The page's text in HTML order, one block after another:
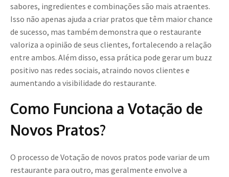
sabores, ingredientes e combinações são mais atraentes.
Isso não apenas ajuda a criar pratos que têm maior chance
de sucesso, mas também demonstra que o restaurante
valoriza a opinião de seus clientes, fortalecendo a relação
entre ambos. Além disso, essa prática pode gerar um buzz
positivo nas redes sociais, atraindo novos clientes e
aumentando a visibilidade do restaurante.
Como Funciona a Votação de
Novos Pratos?
O processo de Votação de novos pratos pode variar de um
restaurante para outro, mas geralmente envolve a